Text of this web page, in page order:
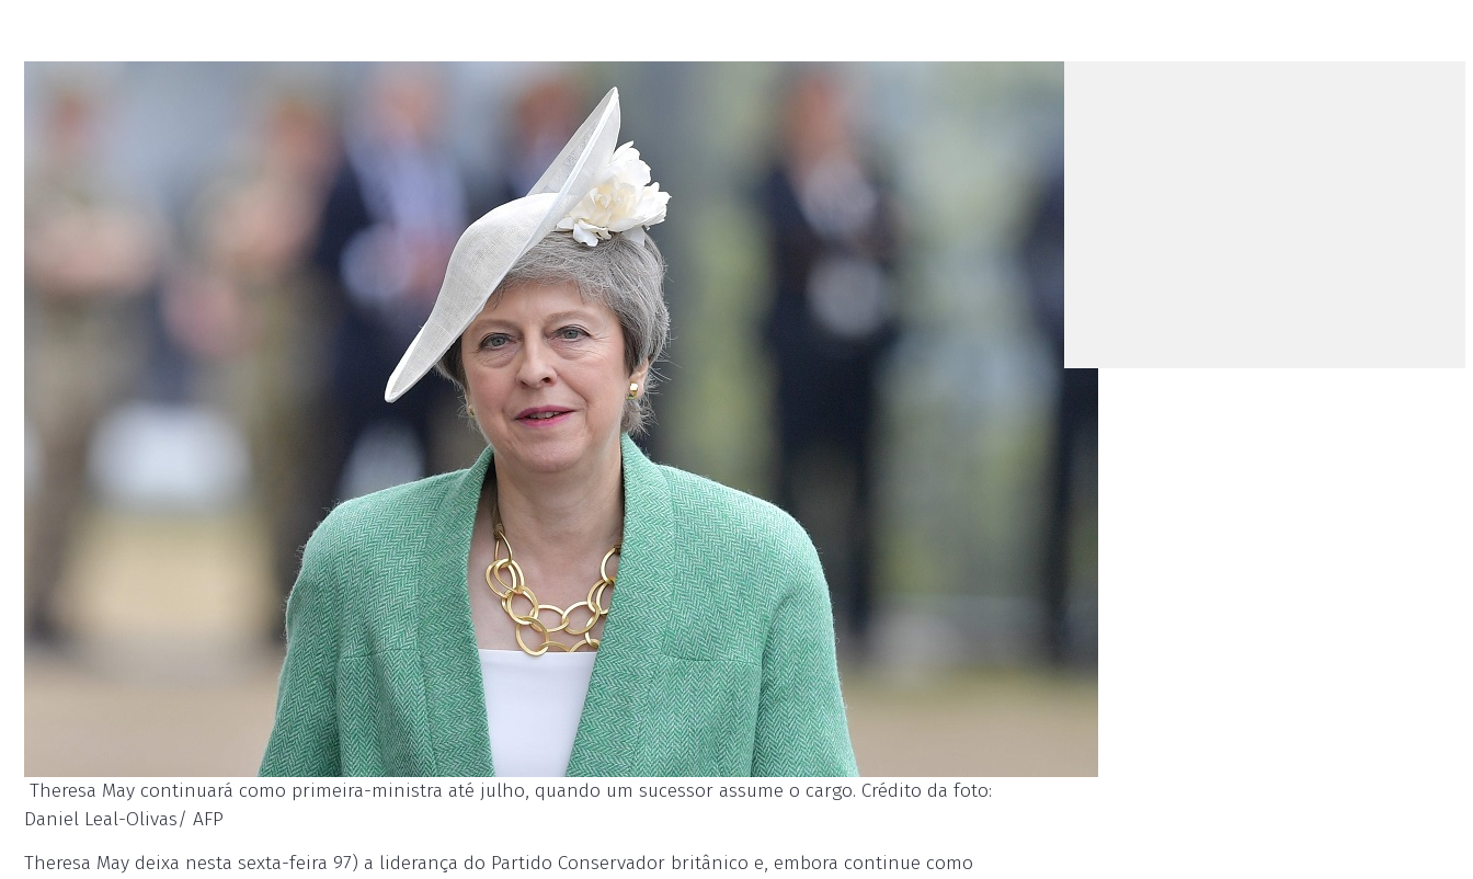
Theresa May continuará como primeira-ministra até julho, quando um sucessor assume o cargo. Crédito da foto:
Daniel Leal-Olivas/ AFP
Theresa May deixa nesta sexta-feira 97) a liderança do Partido Conservador britânico e, embora continue como